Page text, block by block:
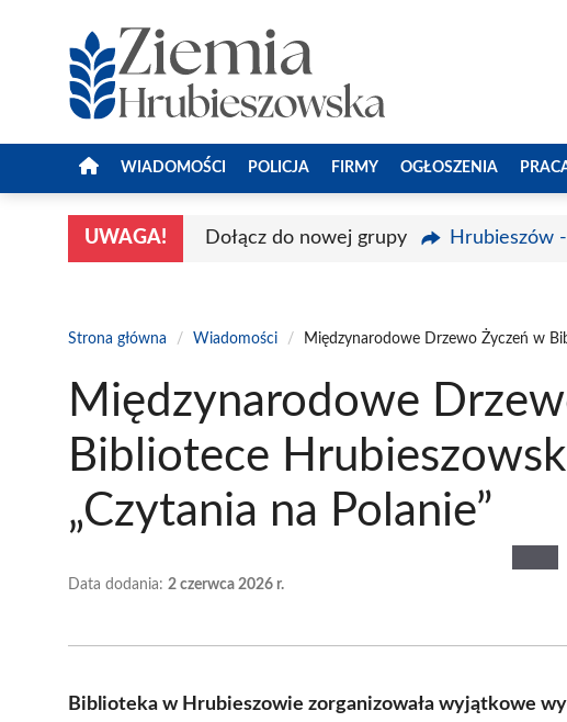
WIADOMOŚCI POLICJA FIRMY OGŁOSZENIA
UWAGA! Dołącz do nowej grupy Hrubieszów
Strona główna / Wiadomości / Międzynarodowe Drzewo Życzeń w
Międzynarodowe
Bibliotece
„Czytania na Polanie”
Data dodania: 2 czerwca 2026 r.
Biblioteka w Hrubieszowie zorganizowała wyjątkowe